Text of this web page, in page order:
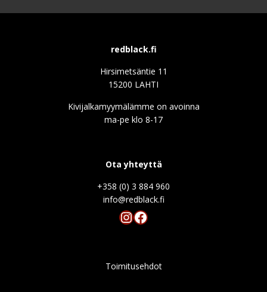
redblack.fi
Hirsimetsäntie 11
15200 LAHTI
Kivijalkamyymälämme on avoinna
ma-pe klo 8-17
Ota yhteyttä
+358 (0) 3 884 960
info@redblack.f
Instagram
Facebook
Toimitusehdot